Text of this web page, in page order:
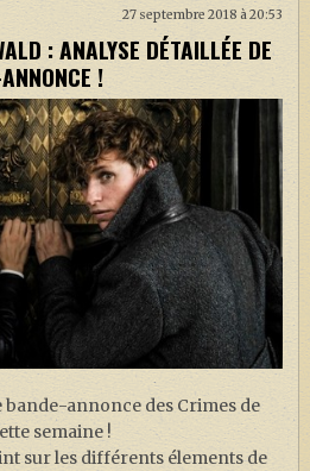
27 septembre 2018 à 20:53
: ANALYSE DÉTAILLÉE DE
!
annonce des Crimes de
semaine !
sur les différents élements de